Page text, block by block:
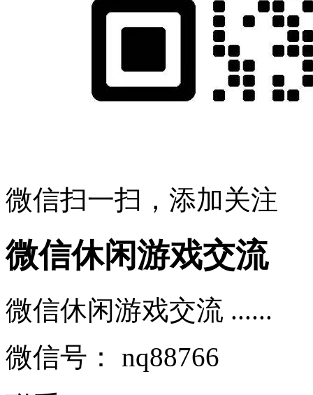
微信扫一扫，添加关注
微信休闲游戏交流
微信休闲游戏交流 ......
微信号： nq88766